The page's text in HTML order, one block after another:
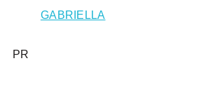
GABRIELLA
PR